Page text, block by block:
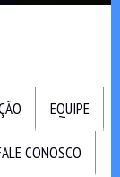
EQUIPE
CONOSCO